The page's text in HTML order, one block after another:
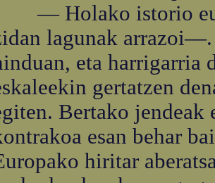
— Holako istorio
lagunak
eta harrigarria
gertatzen
Bertako jendeak
esan behar
hiritar